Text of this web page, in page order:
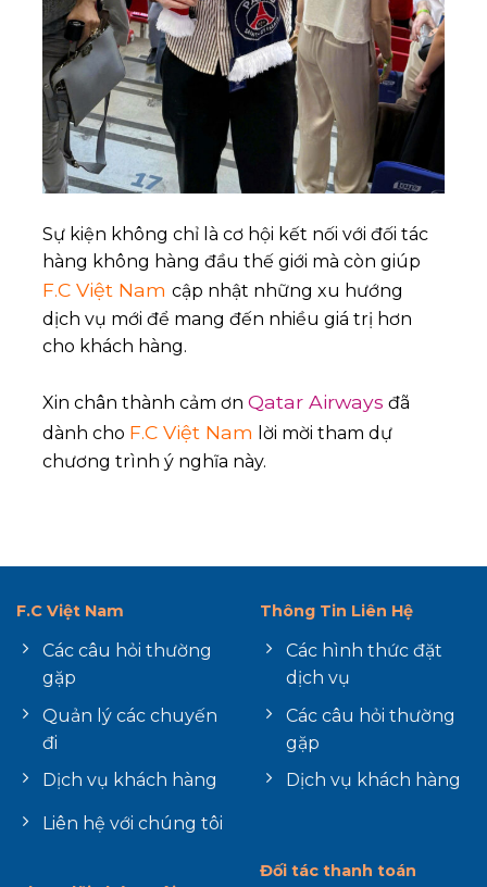
Sự kiện không chỉ là cơ hội kết nối với đối tác
hàng không hàng đầu thế giới mà còn giúp
F.C Việt Nam cập nhật những xu hướng
dịch vụ mới để mang đến nhiều giá trị hơn
cho khách hàng.
Xin chân thành cảm ơn Qatar Airways đã
dành cho F.C Việt Nam lời mời tham dự
chương trình ý nghĩa này.
F.C Việt Nam
Các câu hỏi thường
gặp
Quản lý các chuyến
đi
Dịch vụ khách hàng
Liên hệ với chúng tôi
Thông Tin Liên Hệ
Các hình thức đặt
dịch vụ
Các câu hỏi thường
gặp
Dịch vụ khách hàng
Đối tác thanh toán